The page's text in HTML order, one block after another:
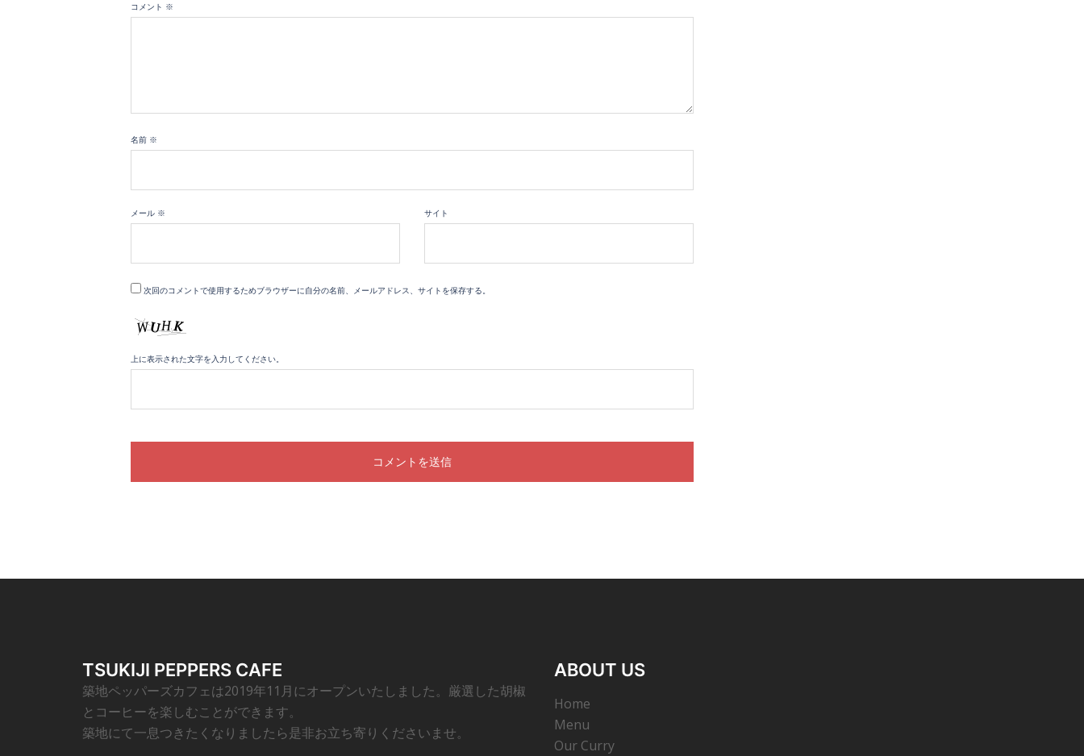
コメント ※
名前 ※
メール ※ サイト
次回のコメントで使用するためブラウザーに自分の名前、メールアドレス、サイトを保存する。
上に表示された文字を入力してください。
TSUKIJI PEPPERS CAFE
築地ペッパーズカフェは2019年11月にオープンいたしました。厳選した胡椒
とコーヒーを楽しむことができます。
築地にて一息つきたくなりましたら是非お立ち寄りくださいませ。
ABOUT US
Home
Menu
Our Curry